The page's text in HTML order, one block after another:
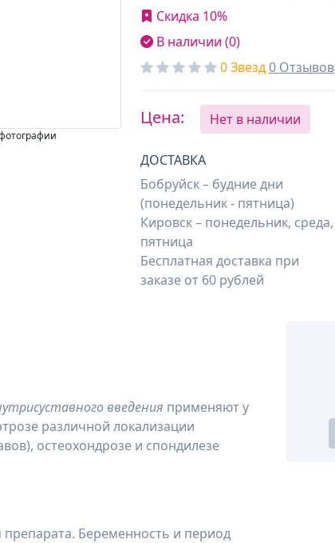
Скидка 10%
В наличии (0)
0 Звезд0 Отзывов
Цена: Нет в наличии
ДОСТАВКА
Бобруйск – будние дни
(понедельник - пятница)
Кировск – понедельник, среда,
пятница
Бесплатная доставка при
заказе от 60 рублей
введения применяют у
различной локализации
остеохондрозе и спондилезе
Беременность и период